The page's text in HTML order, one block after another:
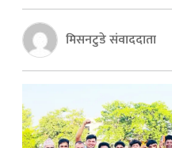
मिसनटुडे संवाददाता